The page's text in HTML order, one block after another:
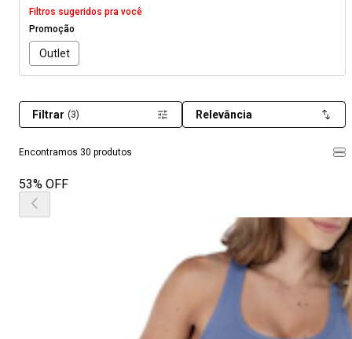
Filtros sugeridos pra você
Promoção
Outlet
Encontramos 30 produtos
Filtrar (3) Relevância
53% OFF